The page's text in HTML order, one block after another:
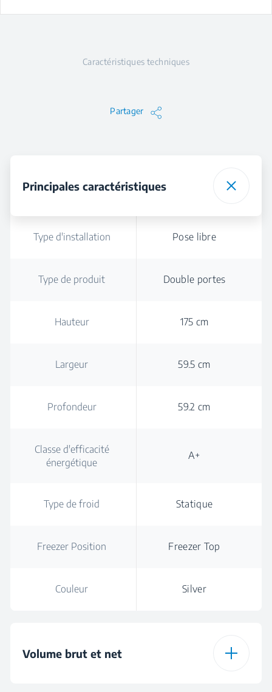
Caractéristiques techniques
Partager
Principales caractéristiques
Type d'installation Pose libre
Type de produit Double portes
Hauteur 175 cm
Largeur 59.5 cm
Profondeur 59.2 cm
Classe d'efficacité
énergétique
A+
Type de froid Statique
Freezer Position Freezer Top
Couleur Silver
Volume brut et net